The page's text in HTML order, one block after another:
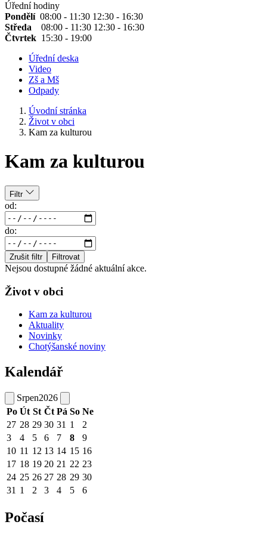
Úřední hodiny
Pondělí 08:00 - 11:30 12:30 - 16:30
Středa 08:00 - 11:30 12:30 - 16:30
Čtvrtek 15:30 - 19:00
Úřední deska
Video
Zš a Mš
Odpady
Úvodní stránka
Život v obci
Kam za kulturou
Kam za kulturou
Filtr
od:
do:
Zrušit filtr Filtrovat
Nejsou dostupné žádné aktuální akce.
Život v obci
Kam za kulturou
Aktuality
Novinky
Chotýšanské noviny
Kalendář
Srpen2026
Po Út St Čt Pá So Ne
27 28 29 30 31 1
2
3
4 5 6 7 8
9
10 11 12 13 14 15 16
17 18 19 20 21 22 23
24 25 26 27 28 29 30
31 1 2 3 4 5 6
Počasí